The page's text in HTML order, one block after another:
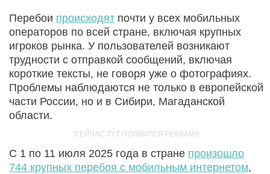
Перебои происходят почти у всех мобильных
операторов по всей стране, включая крупных
игроков рынка. У пользователей возникают
трудности с отправкой сообщений, включая
короткие тексты, не говоря уже о фотографиях.
Проблемы наблюдаются не только в европейской
части России, но и в Сибири, Магаданской
области.
С 1 по 11 июля 2025 года в стране произошло
744 крупных перебоя с мобильным интернетом,